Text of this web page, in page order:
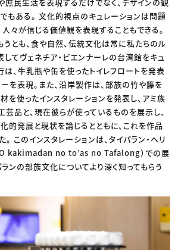
もある。 文化的視点のキュレーションは問題
々が信じる価値観を表現することもできる。
うとも、食や自然、伝統文化は常に私たちのル
てヴェネチア・ビエンナーレの台湾館をキュ
、牛乳瓶や缶を使ったトイレフロートを発表
を表現。また、沿岸製作は、部族の竹や籐を
使ったインスタレーションを発表し、アミ族
品と、現在彼らが使っているものを展示し、
的発展と現状を論じるとともに、これを作品
このインスタレーションは、タイパラン・ヘリ
O kakimadan no to’as no Tafalong）での展
ンの部族文化についてより深く知ってもらう